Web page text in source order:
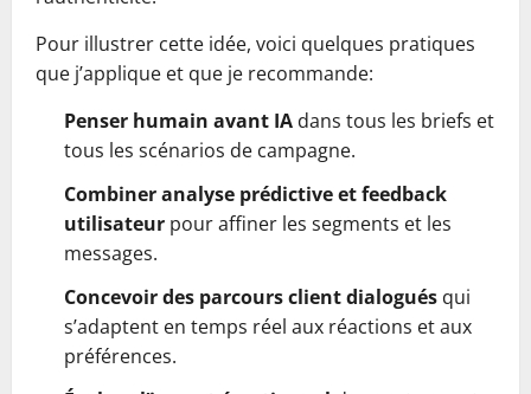
Pour illustrer cette idée, voici quelques pratiques
que j’applique et que je recommande:
Penser humain avant IA dans tous les briefs et
tous les scénarios de campagne.
Combiner analyse prédictive et feedback
utilisateur pour affiner les segments et les
messages.
Concevoir des parcours client dialogués qui
s’adaptent en temps réel aux réactions et aux
préférences.